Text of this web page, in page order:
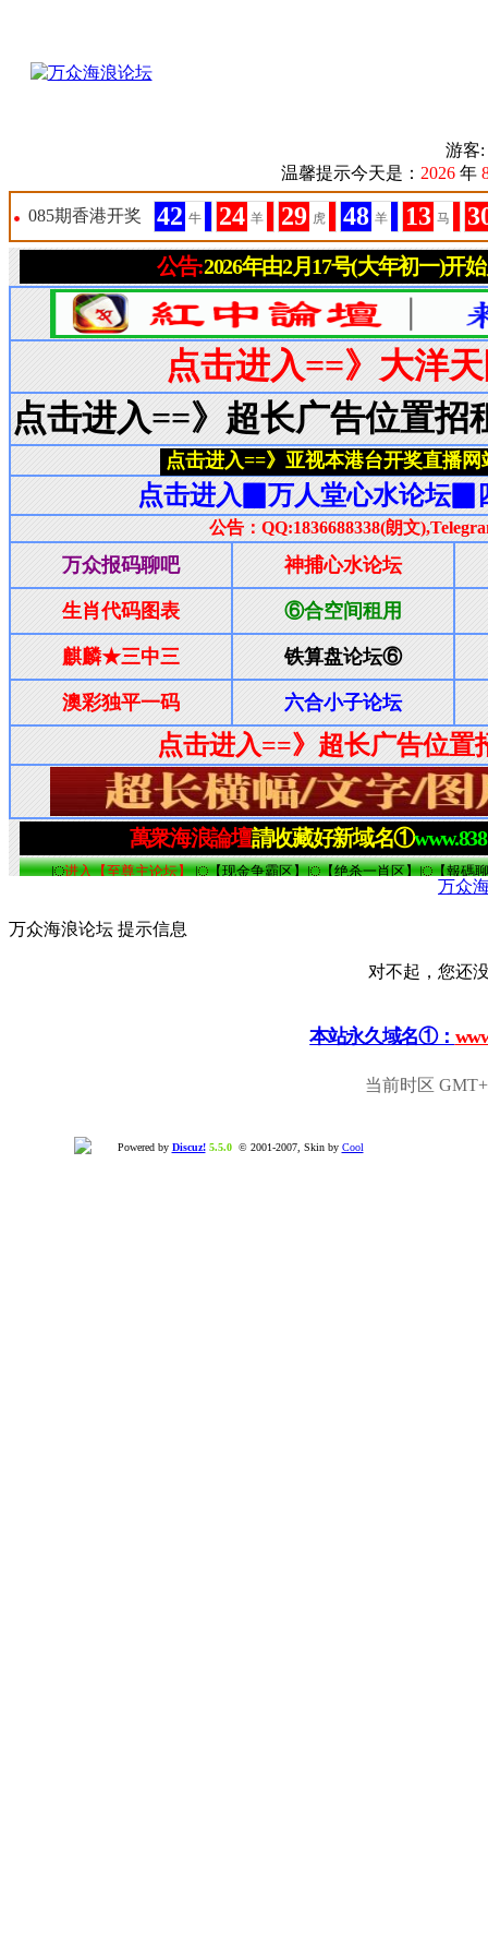
游
温馨提示今天是： 2026 年
万众
万众海浪论坛 提示信息
对不起，您还
本站永久域名①：
当前时区
Powered by Discuz! 5.5.0© 2001-2007, Skin by Cool